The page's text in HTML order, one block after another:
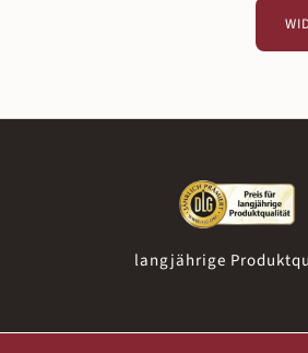
langjährige